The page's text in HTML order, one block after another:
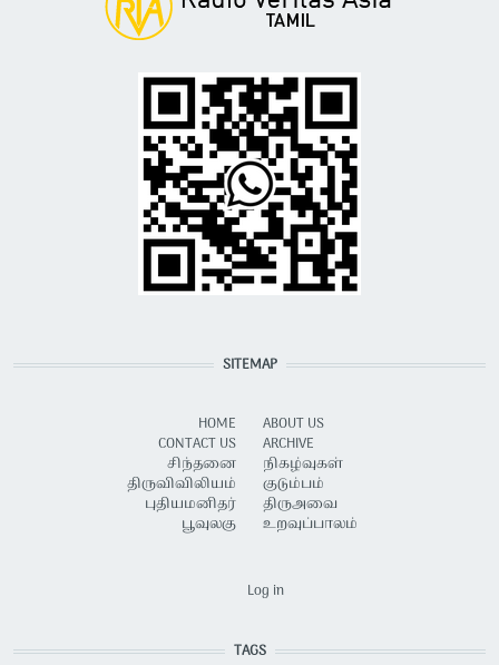
SITEMAP
HOME
CONTACT US
சிந்தனை
திருவிவிலியம்
புதியமனிதர்
பூவுலகு
ABOUT US
ARCHIVE
நிகழ்வுகள்
குடும்பம்
திருஅவை
உறவுப்பாலம்
Log in
TAGS